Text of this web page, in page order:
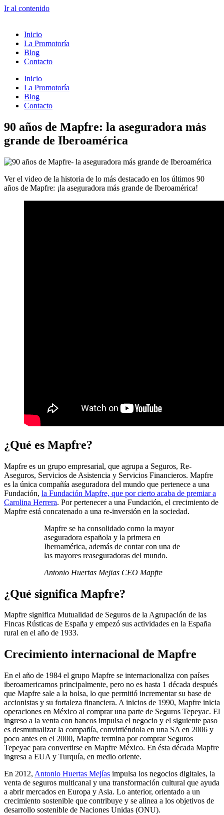
Ir al contenido
Inicio
La Promotoría
Blog
Contacto
Inicio
La Promotoría
Blog
Contacto
90 años de Mapfre: la aseguradora más
grande de Iberoamérica
Ver el video de la historia de lo más destacado en los últimos 90
años de Mapfre: ¡la aseguradora más grande de Iberoamérica!
¿Qué es Mapfre?
Mapfre es un grupo empresarial, que agrupa a Seguros, Re-
Aseguros, Servicios de Asistencia y Servicios Financieros. Mapfre
es la única compañía aseguradora del mundo que pertenece a una
Fundación, la Fundación Mapfre, que por cierto acaba de premiar a
Carolina Herrera. Por pertenecer a una Fundación, el crecimiento de
Mapfre está concatenado a una re-inversión en la sociedad.
Mapfre se ha consolidado como la mayor
aseguradora española y la primera en
Iberoamérica, además de contar con una de
las mayores reaseguradoras del mundo.
Antonio Huertas Mejias CEO Mapfre
¿Qué significa Mapfre?
Mapfre significa Mutualidad de Seguros de la Agrupación de las
Fincas Rústicas de España y empezó sus actividades en la España
rural en el año de 1933.
Crecimiento internacional de Mapfre
En el año de 1984 el grupo Mapfre se internacionaliza con países
iberoamericamos principalmente, pero no es hasta 1 década después
que Mapfre sale a la bolsa, lo que permitió incrementar su base de
accionistas y su fortaleza financiera. A inicios de 1990, Mapfre inicia
operaciones en México al comprar una parte de Seguros Tepeyac. El
ingreso a la venta con bancos impulsa el negocio y el siguiente paso
es desmutualizar la compañía, convirtiéndola en una SA en 2006 y
poco antes en el 2000, Mapfre termina por comprar Seguros
Tepeyac para convertirse en Mapfre México. En ésta década Mapfre
ingresa a EUA y Turquía, en medio oriente.
En 2012, Antonio Huertas Mejías impulsa los negocios digitales, la
venta de seguros multicanal y una transformación cultural que ayuda
a abrir mercados en Europa y Asia. Lo anterior, orientado a un
crecimiento sostenible que contribuye y se alinea a los objetivos de
desarrollo sostenible de Naciones Unidas (ONU).